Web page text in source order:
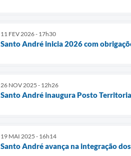
11 FEV 2026 - 17h30
Santo André inicia 2026 com
26 NOV 2025 - 12h26
Santo André inaugura Posto
19 MAI 2025 - 16h14
Santo André avança na integração